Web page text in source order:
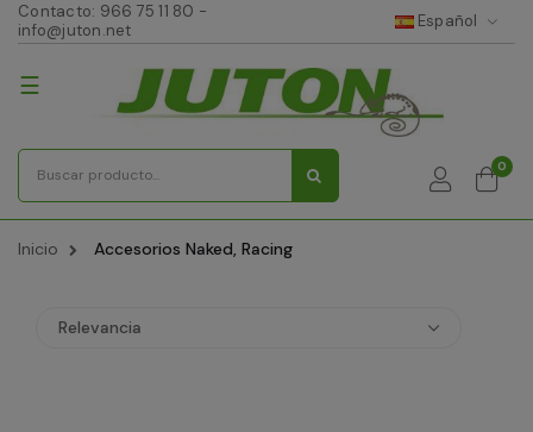
Contacto: 966 75 11 80 -
info@juton.net
Español
0
Navegación
☰
Inicio Accesorios Naked, Racing
Relevancia